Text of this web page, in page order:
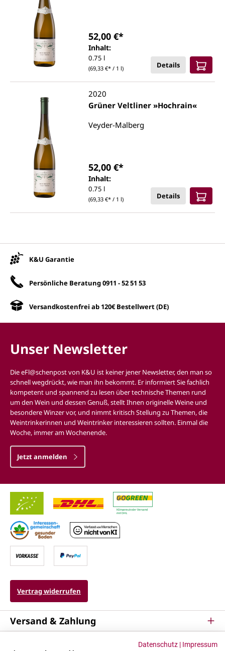
Inhalt:
0.75 l
(69,33 €* / 1 l)
52,00 €*
Details
2020
Grüner Veltliner »Hochrain«
Veyder-Malberg
Inhalt:
0.75 l
(69,33 €* / 1 l)
52,00 €*
Details
K&U Garantie
Persönliche Beratung0911 - 52 51 53
Versandkostenfrei ab 120€ Bestellwert (DE)
Unser Newsletter
Die eFl@schenpost von K&U ist keiner jener Newsletter, den man so
schnell wegdrückt, wie man ihn bekommt. Er informiert Sie fachlich
kompetent und spannend zu lesen über technische Themen rund
um den Wein und dessen Genuß, stellt Ihnen originelle Weine und
besondere Winzer vor, und nimmt kritisch Stellung zu Themen, die
Weintrinkerinnen und Weintrinker interessieren sollten. Einmal die
Woche, immer am Wochenende.
Jetzt anmelden
Vertrag widerrufen
Versand & Zahlung
Datenschutz | Impressum